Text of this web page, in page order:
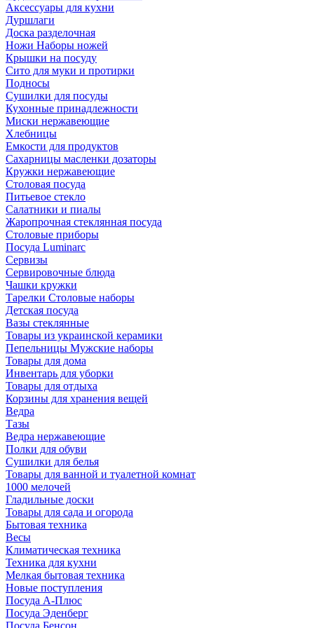
Аксессуары для кухни
Дуршлаги
Доска разделочная
Ножи Наборы ножей
Крышки на посуду
Сито для муки и протирки
Подносы
Сушилки для посуды
Кухонные принадлежности
Миски нержавеющие
Хлебницы
Емкости для продуктов
Сахарницы масленки дозаторы
Кружки нержавеющие
Столовая посуда
Питьевое стекло
Салатники и пиалы
Жаропрочная стеклянная посуда
Столовые приборы
Посуда Luminarс
Сервизы
Сервировочные блюда
Чашки кружки
Тарелки Столовые наборы
Детская посуда
Вазы стеклянные
Товары из украинской керамики
Пепельницы Мужские наборы
Товары для дома
Инвентарь для уборки
Товары для отдыха
Корзины для хранения вещей
Ведра
Тазы
Ведра нержавеющие
Полки для обуви
Сушилки для белья
Товары для ванной и туалетной комнат
1000 мелочей
Гладильные доски
Товары для сада и огорода
Бытовая техника
Весы
Климатическая техника
Техника для кухни
Мелкая бытовая техника
Новые поступления
Посуда А-Плюс
Посуда Эденберг
Посуда Бенсон